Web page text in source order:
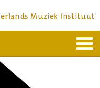
Muziek Instituut